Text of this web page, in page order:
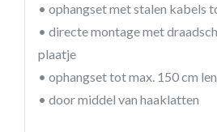
• ophangset met stalen kabels
• directe montage met
plaatje
• ophangset tot max. 150 cm
• door middel van haaklatten